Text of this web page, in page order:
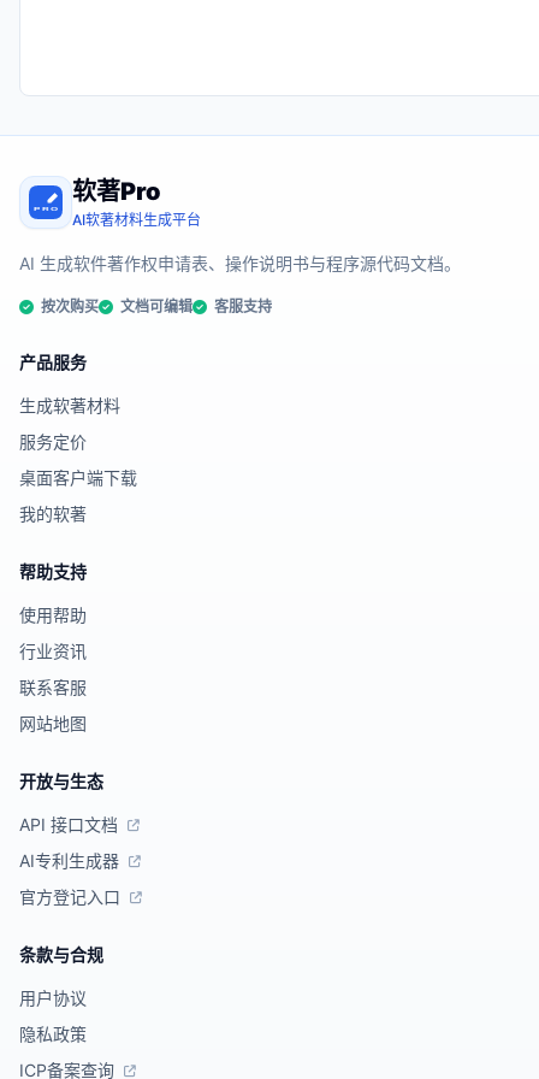
软著Pro
AI软著材料生成平台
AI 生成软件著作权申请表、操作说明书与程序源代码文档。
按次购买 文档可编辑 客服支持
产品服务
生成软著材料
服务定价
桌面客户端下载
我的软著
帮助支持
使用帮助
行业资讯
联系客服
网站地图
开放与生态
API 接口文档
AI专利生成器
官方登记入口
条款与合规
用户协议
隐私政策
ICP备案查询